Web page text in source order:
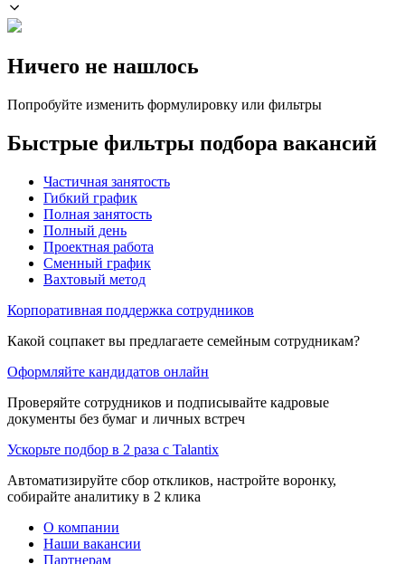
Ничего не нашлось
Попробуйте изменить формулировку или фильтры
Быстрые фильтры подбора вакансий
Частичная занятость
Гибкий график
Полная занятость
Полный день
Проектная работа
Сменный график
Вахтовый метод
Корпоративная поддержка сотрудников
Какой соцпакет вы предлагаете семейным сотрудникам?
Оформляйте кандидатов онлайн
Проверяйте сотрудников и подписывайте кадровые
документы без бумаг и личных встреч
Ускорьте подбор в 2 раза с Talantix
Автоматизируйте сбор откликов, настройте воронку,
собирайте аналитику в 2 клика
О компании
Наши вакансии
Партнерам